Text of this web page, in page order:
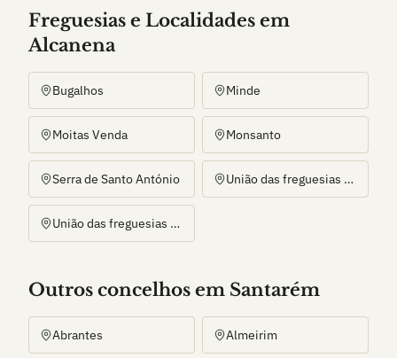
Freguesias e Localidades em
Alcanena
Bugalhos Minde
Moitas Venda Monsanto
Serra de Santo António União das freguesias de Alcanena e Vila Moreira
União das freguesias de Malhou, Louriceira e Espinheiro
Outros concelhos em Santarém
Abrantes Almeirim